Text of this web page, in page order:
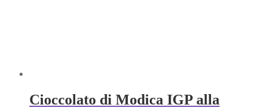
Cioccolato di Modica IGP alla